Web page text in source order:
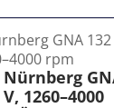
GNA 132
rpm
Nürnberg
1260–4000